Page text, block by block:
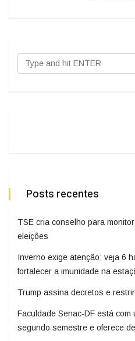
Posts recentes
TSE cria conselho para
eleições
Inverno exige atenção: veja 6
fortalecer a imunidade na
Trump assina decretos e
Faculdade Senac-DF está com
segundo semestre e oferece